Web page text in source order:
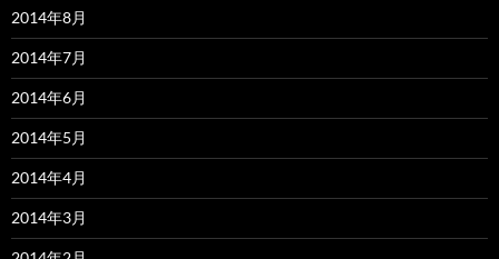
2014年8月
2014年7月
2014年6月
2014年5月
2014年4月
2014年3月